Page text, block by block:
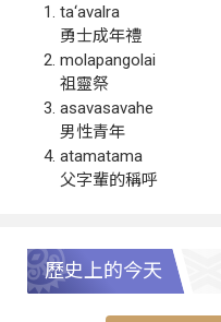
ta‘avalra
勇士成年禮
molapangolai
祖靈祭
asavasavahe
男性青年
atamatama
父字輩的稱呼
歷史上的今天